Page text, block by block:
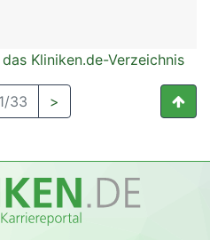
Kliniken.de-Verzeichnis
33 >